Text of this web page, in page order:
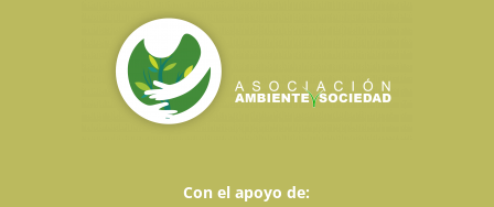
Con el apoyo de: